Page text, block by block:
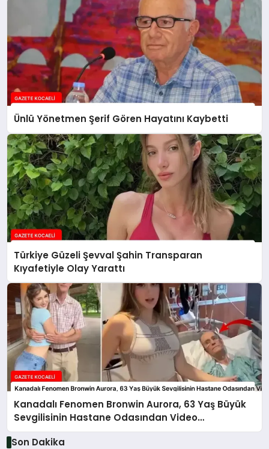
Ünlü Yönetmen Şerif Gören Hayatını Kaybetti
Türkiye Güzeli Şevval Şahin Transparan
Kıyafetiyle Olay Yarattı
Kanadalı Fenomen Bronwin Aurora, 63 Yaş Büyük
Sevgilisinin Hastane Odasından Video
Paylaşımıyla Olay Yarattı
Son Dakika